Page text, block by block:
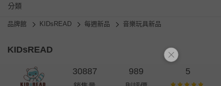
分類
品牌館 KIDsREAD 每週新品 音樂玩具新品
KIDsREAD
30887 989 5